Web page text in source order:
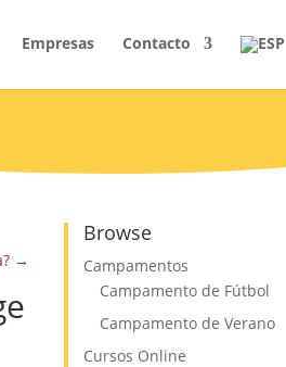
Empresas Contacto
→
Browse
Campamentos
Campamento de Fútbol
Campamento de Verano
Cursos Online